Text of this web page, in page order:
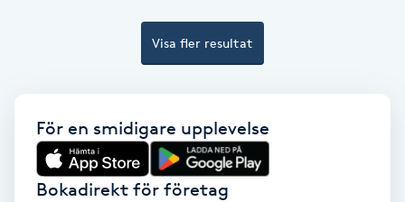
Nagelförlängning
Visa fler resultat
För en smidigare upplevelse
Bokadirekt för företag